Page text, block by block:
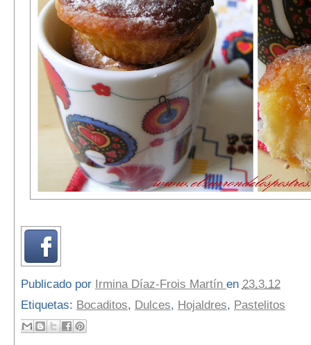
Publicado por Irmina Díaz-Frois Martín en 23.3.12
Etiquetas: Bocaditos, Dulces, Hojaldres, Pastelitos